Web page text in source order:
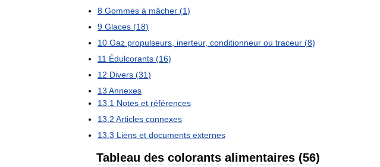
8 Gommes à mâcher (1)
9 Glaces (18)
10 Gaz propulseurs inerteur, conditionneur ou traceur (8)
11 Édulcorants (16)
12 Divers (31)
13 Annexes
13 1 Notes et références
13 2 Articles connexes
13 3 Liens et documents externes
Tableau des colorants alimentaires (56)